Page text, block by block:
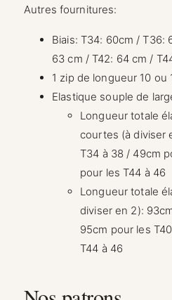
Autres fournitures:
Biais: T34: 60cm / T36:
63 cm / T42: 64 cm /
1 zip de longueur 10 ou
Elastique souple de
Longueur totale
courtes (à diviser
T34 à 38 / 49cm
pour les T44 à 46
Longueur totale
diviser en 2):
95cm pour les
T44 à 46